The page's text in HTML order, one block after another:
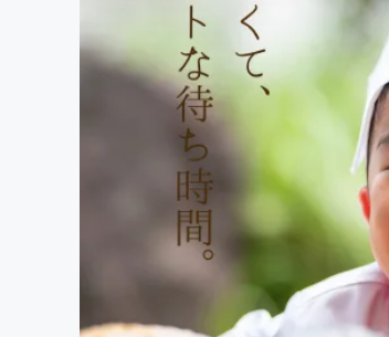
映像・映画
まちづくり・地域活性化